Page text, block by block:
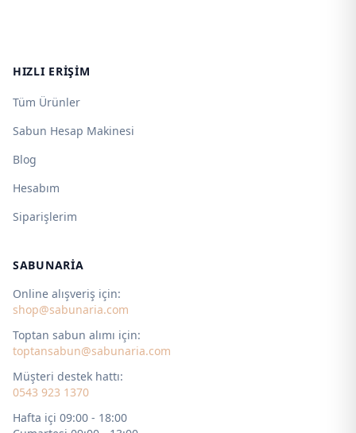
HIZLI ERIŞIM
Tüm Ürünler
Sabun Hesap Makinesi
Blog
Hesabım
Siparişlerim
SABUNARIA
Online alışveriş için:
shop@sabunaria.com
Toptan sabun alımı için:
toptansabun@sabunaria.com
Müşteri destek hattı:
0543 923 1370
Hafta içi 09:00 - 18:00